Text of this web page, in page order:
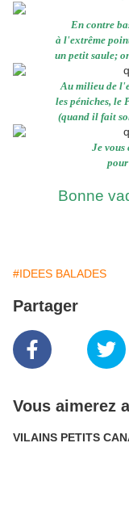
En contre
à l'extrême
un petit saule;
Au milieu de
les péniches, le
(quand il fait
Je vous
Bonne
#IDEES BALADES
Partager
Vous aimerez
VILAINS PETITS